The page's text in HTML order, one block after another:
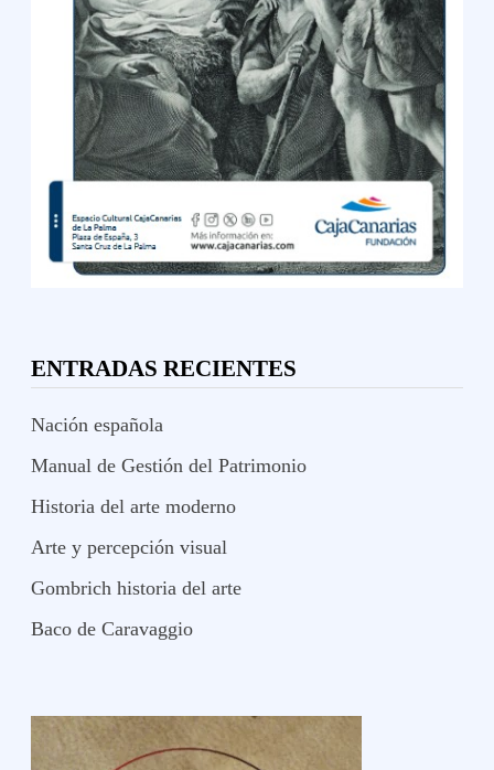
ENTRADAS RECIENTES
Nación española
Manual de Gestión del Patrimonio
Historia del arte moderno
Arte y percepción visual
Gombrich historia del arte
Baco de Caravaggio